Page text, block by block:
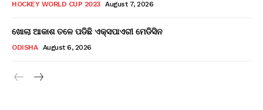
HOCKEY WORLD CUP 2023 August 7, 2026
ଖୋଲା ଆକାଶ ତଳେ ପଡିଛି ଏକ୍ସପାଏରୀ ମେଡିସିନ
ODISHA August 6, 2026